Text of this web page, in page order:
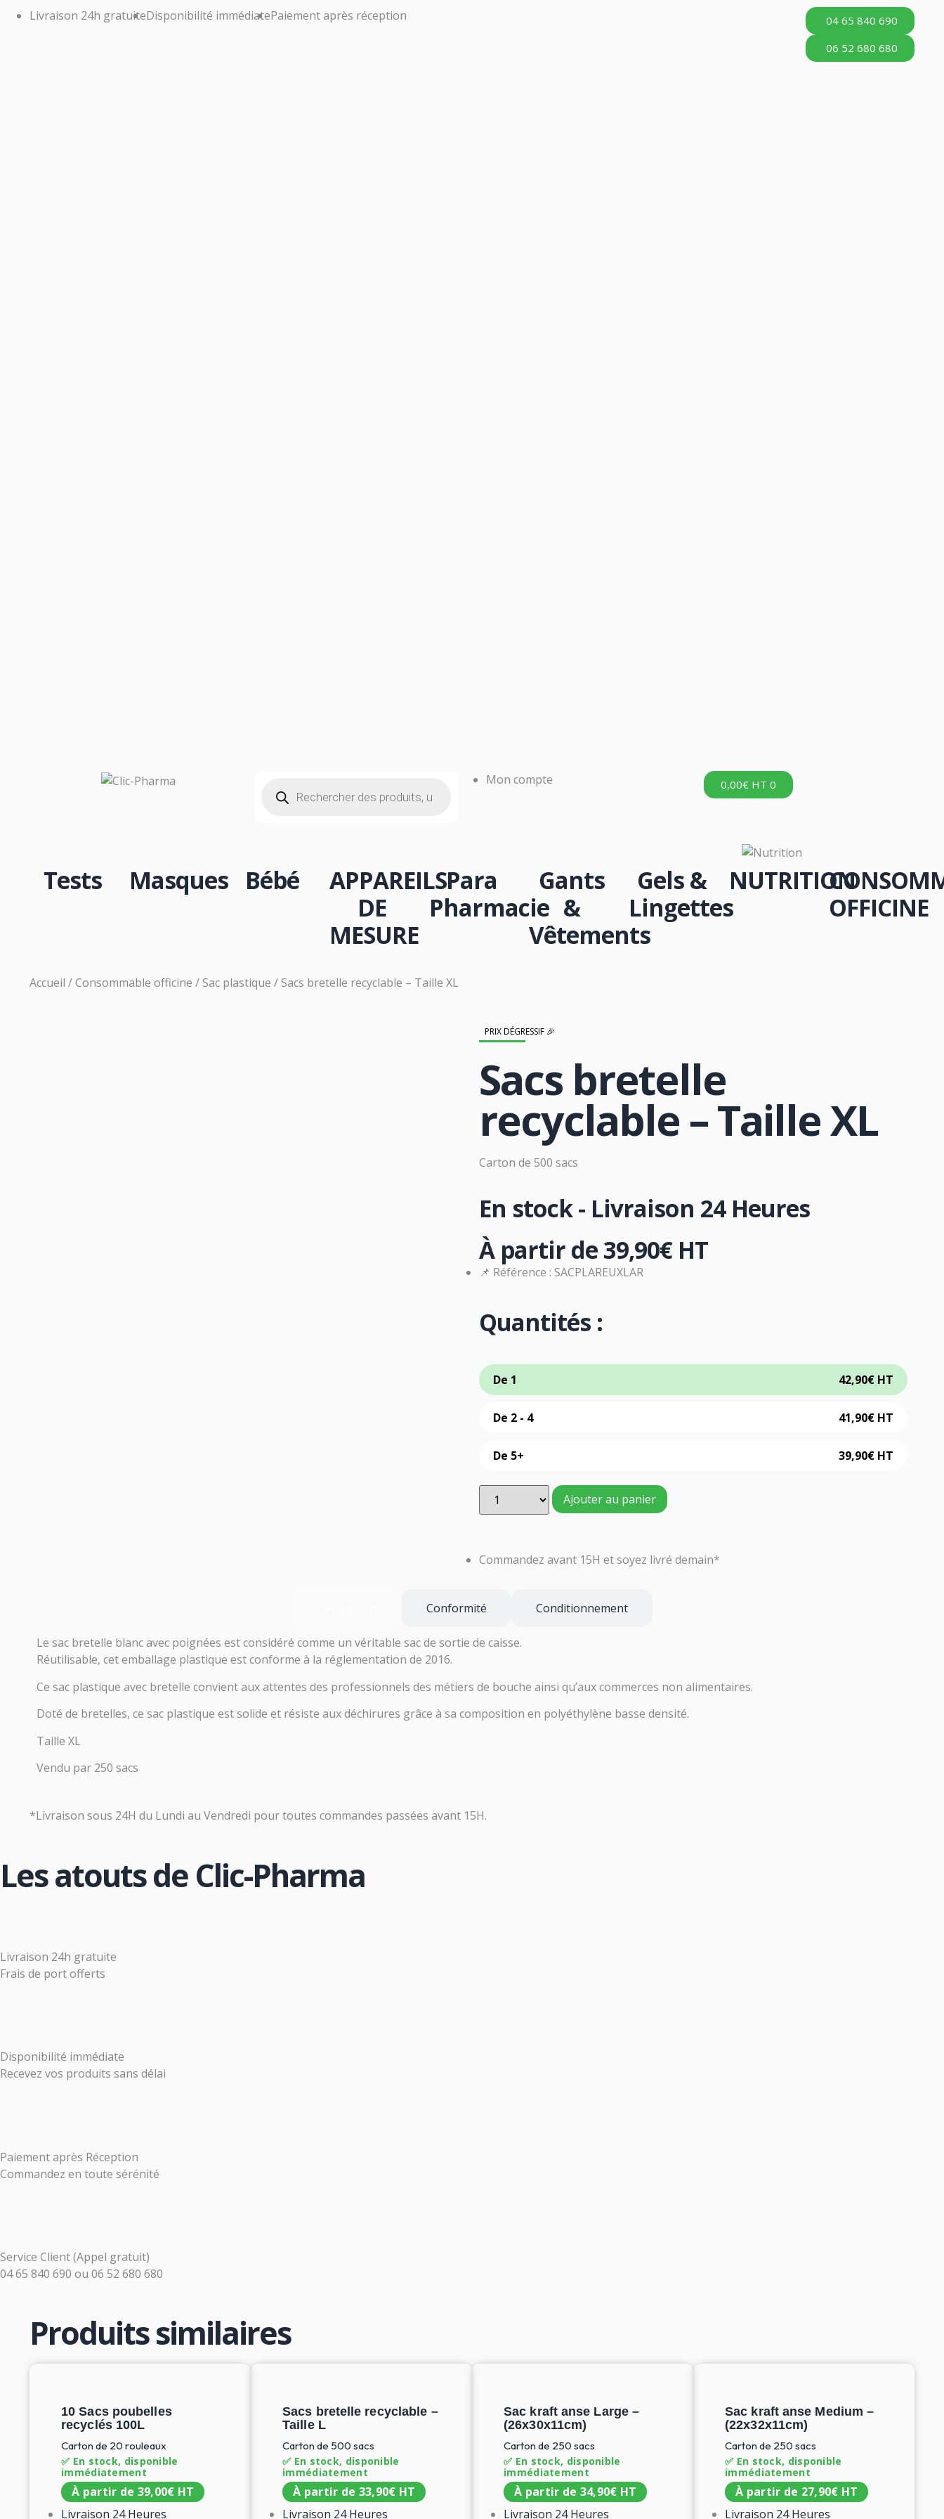
Livraison 24h gratuiteDisponibilité immédiatePaiement après réception
04 65 840 690
06 52 680 680
Mon compte 0,00€ HT 0
Tests Masques Bébé
APPAREILS
DE
MESURE
Para
Pharmacie
Gants
&
Vêtements
Gels &
Lingettes
NUTRITION
OFFICINE
Accueil /Consommable officine / Sac plastique / Sacs bretelle recyclable – Taille XL
PRIX DÉGRESSIF 🎉
Sacs bretelle
recyclable – Taille XL
Carton de 500 sacs
En stock - Livraison 24 Heures
À partir de 39,90€HT
📌 Référence : SACPLAREUXLAR
Quantités :
De 1 42,90€ HT
De 2 - 4 41,90€ HT
De 5+ 39,90€ HT
Ajouter au panier
Commandez avant 15H et soyez livré demain*
Conformité Conditionnement
Le sac bretelle blanc avec poignées est considéré comme un véritable sac de sortie de caisse.
Réutilisable, cet emballage plastique est conforme à la réglementation de 2016.
Ce sac plastique avec bretelle convient aux attentes des professionnels des métiers de bouche ainsi qu’aux commerces non alimentaires.
Doté de bretelles, ce sac plastique est solide et résiste aux déchirures grâce à sa composition en polyéthylène basse densité.
Taille XL
Vendu par 250 sacs
*Livraison sous 24H du Lundi au Vendredi pour toutes commandes passées avant 15H.
Les atouts de Clic-Pharma
Livraison 24h gratuite
Frais de port offerts
Disponibilité immédiate
Recevez vos produits sans délai
Paiement après Réception
Commandez en toute sérénité
Service Client (Appel gratuit)
04 65 840 690 ou 06 52 680 680
Produits similaires
10 Sacs poubelles
recyclés 100L
Carton de 20 rouleaux
✅ En stock, disponible
immédiatement
À partir de 39,00€ HT
Livraison 24 Heures
Sacs bretelle recyclable –
Taille L
Carton de 500 sacs
✅ En stock, disponible
immédiatement
À partir de 33,90€ HT
Livraison 24 Heures
Sac kraft anse Large –
(26x30x11cm​)
Carton de 250 sacs
✅ En stock, disponible
immédiatement
À partir de 34,90€ HT
Livraison 24 Heures
Sac kraft anse Medium –
(22x32x11cm​)
Carton de 250 sacs
✅ En stock, disponible
immédiatement
À partir de 27,90€ HT
Livraison 24 Heures